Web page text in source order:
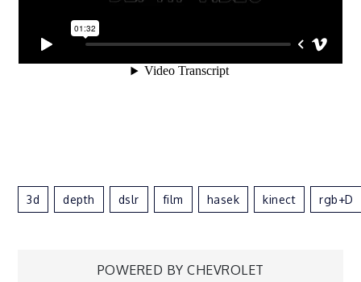
3d Depth Dslr Film Hasek Kinect Rgb+d
POWERED BY CHEVROLET